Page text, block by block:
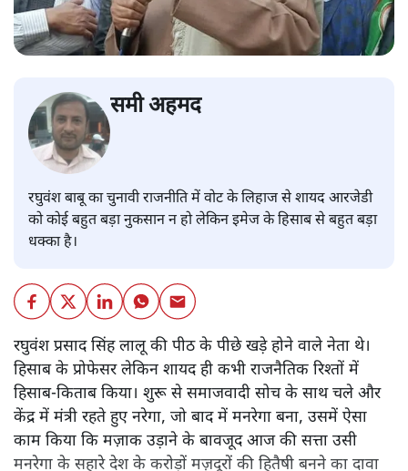
समी अहमद
रघुवंश बाबू का चुनावी राजनीति में वोट के लिहाज से शायद आरजेडी
को कोई बहुत बड़ा नुकसान न हो लेकिन इमेज के हिसाब से बहुत बड़ा
धक्का है।
रघुवंश प्रसाद सिंह लालू की पीठ के पीछे खड़े होने वाले नेता थे।
हिसाब के प्रोफेसर लेकिन शायद ही कभी राजनैतिक रिश्तों में
हिसाब-किताब किया। शुरू से समाजवादी सोच के साथ चले और
केंद्र में मंत्री रहते हुए नरेगा, जो बाद में मनरेगा बना, उसमें ऐसा
काम किया कि मज़ाक उड़ाने के बावजूद आज की सत्ता उसी
मनरेगा के सहारे देश के करोड़ों मज़दूरों की हितैषी बनने का दावा